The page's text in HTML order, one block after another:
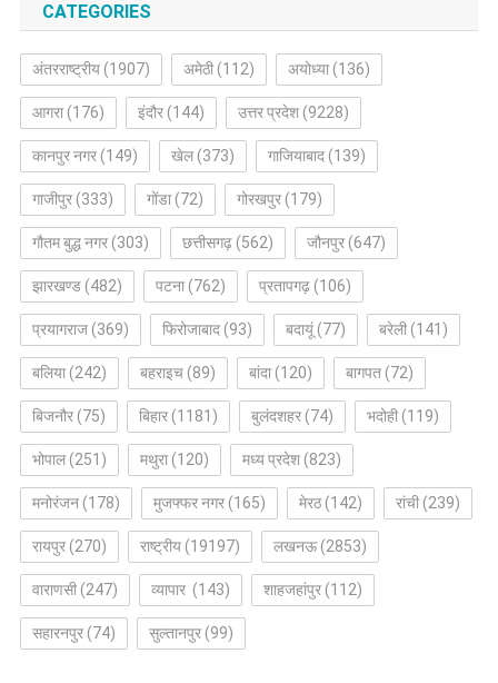
CATEGORIES
अंतरराष्ट्रीय(1907) अमेठी(112) अयोध्या(136)
आगरा(176) इंदौर(144) उत्तर प्रदेश(9228)
कानपुर नगर(149) खेल(373) गाजियाबाद(139)
गाजीपुर(333) गोंडा(72) गोरखपुर(179)
गौतम बुद्ध नगर(303) छत्तीसगढ़(562) जौनपुर(647)
झारखण्ड(482) पटना(762) प्रतापगढ़(106)
प्रयागराज(369) फिरोजाबाद(93) बदायूं(77) बरेली(141)
बलिया(242) बहराइच(89) बांदा(120) बागपत(72)
बिजनौर(75) बिहार(1181) बुलंदशहर(74) भदोही(119)
भोपाल(251) मथुरा(120) मध्य प्रदेश(823)
मनोरंजन(178) मुजफ्फर नगर(165) मेरठ(142) रांची(239)
रायपुर(270) राष्ट्रीय(19197) लखनऊ(2853)
वाराणसी(247) व्यापार (143) शाहजहांपुर(112)
सहारनपुर(74) सुल्तानपुर(99)